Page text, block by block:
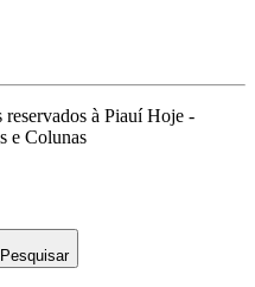
à Piauí Hoje -
e Colunas
Pesquisar